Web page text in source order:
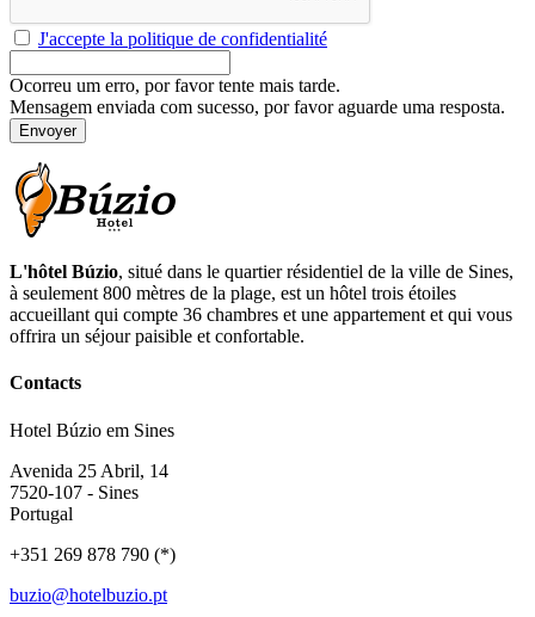
J'accepte la politique de confidentialité
Ocorreu um erro, por favor tente mais tarde.
Mensagem enviada com sucesso, por favor aguarde uma resposta.
Envoyer
L'hôtel Búzio, situé dans le quartier résidentiel de la ville de Sines,
à seulement 800 mètres de la plage, est un hôtel trois étoiles
accueillant qui compte 36 chambres et une appartement et qui vous
offrira un séjour paisible et confortable.
Contacts
Hotel Búzio em Sines
Avenida 25 Abril, 14
7520-107 - Sines
Portugal
+351 269 878 790 (*)
buzio@hotelbuzio.pt